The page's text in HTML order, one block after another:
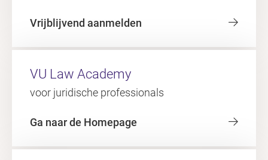
Vrijblijvend aanmelden
VU Law Academy
voor juridische professionals
Ga naar de Homepage